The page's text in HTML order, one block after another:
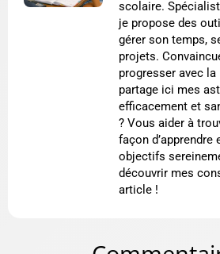
scolaire.
je propose des
gérer son temps,
projets.
progresser avec
partage ici mes
efficacement et
? Vous aider à
façon d’apprendre
objectifs
découvrir mes
article !